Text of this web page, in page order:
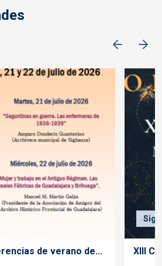
de verano de... XIII